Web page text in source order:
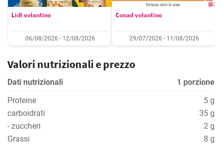
Lidl volantino
06/08/2026 - 12/08/2026
Conad volantino
29/07/2026 - 11/08/2026
Valori nutrizionali e prezzo
Dati nutrizionali
1 porzione
Proteine
5 g
carboidrati
35 g
- zuccheri
2 g
Grassi
8 g